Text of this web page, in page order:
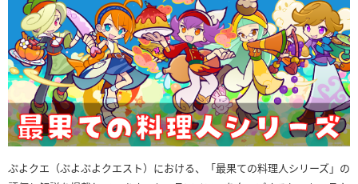
ぷよクエ（ぷよぷよクエスト）における、「最果ての料理人シリーズ」の